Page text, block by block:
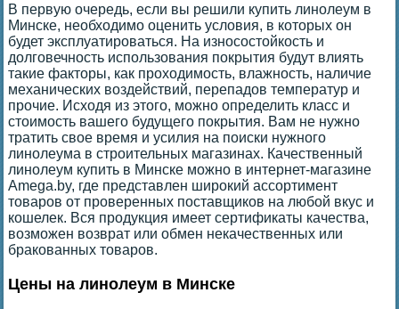
В первую очередь, если вы решили купить линолеум в
Минске, необходимо оценить условия, в которых он
будет эксплуатироваться. На износостойкость и
долговечность использования покрытия будут влиять
такие факторы, как проходимость, влажность, наличие
механических воздействий, перепадов температур и
прочие. Исходя из этого, можно определить класс и
стоимость вашего будущего покрытия. Вам не нужно
тратить свое время и усилия на поиски нужного
линолеума в строительных магазинах. Качественный
линолеум купить в Минске можно в интернет-магазине
Amega.by, где представлен широкий ассортимент
товаров от проверенных поставщиков на любой вкус и
кошелек. Вся продукция имеет сертификаты качества,
возможен возврат или обмен некачественных или
бракованных товаров.
Цены на линолеум в Минске